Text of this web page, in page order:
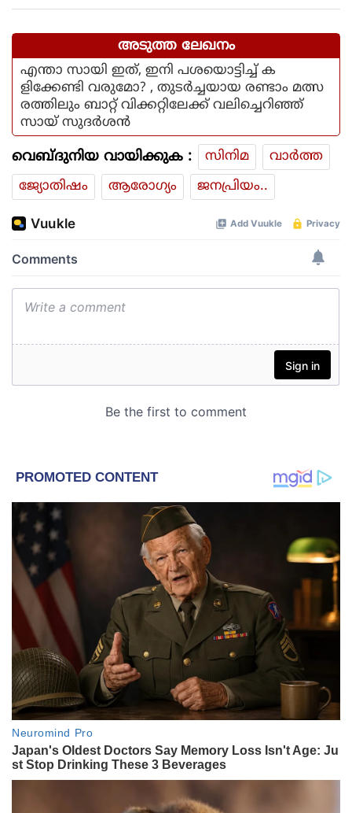
അടുത്ത ലേഖനം
എന്താ സായി ഇത്, ഇനി പശയൊട്ടിച്ച് ക
ളിക്കേണ്ടി വരുമോ? , തുടർച്ചയായ രണ്ടാം മത്സ
രത്തിലും ബാറ്റ് വിക്കറ്റിലേക്ക് വലിച്ചെറിഞ്ഞ്
സായ് സുദർശൻ
വെബ്ദുനിയ വായിക്കുക : സിനിമ
വാര്‍ത്ത
ജ്യോതിഷം
ആരോഗ്യം ജനപ്രിയം..